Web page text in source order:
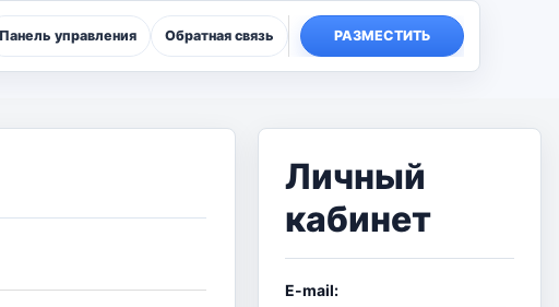
Панель управления Обратная связь РАЗМЕСТИТЬ
Личный
кабинет
E-mail: